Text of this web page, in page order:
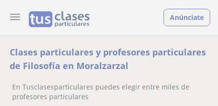
Anúnciate
Clases particulares y profesores particulares
de Filosofía en Moralzarzal
En Tusclasesparticulares puedes elegir entre miles de
profesores particulares